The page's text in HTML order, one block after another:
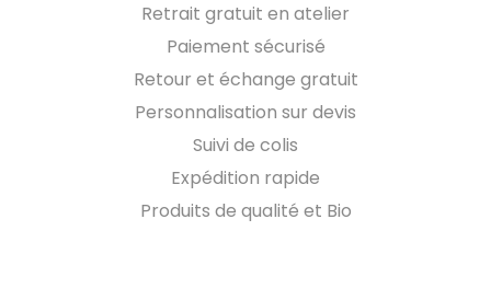
Retrait gratuit en atelier
Paiement sécurisé
Retour et échange gratuit
Personnalisation sur devis
Suivi de colis
Expédition rapide
Produits de qualité et Bio